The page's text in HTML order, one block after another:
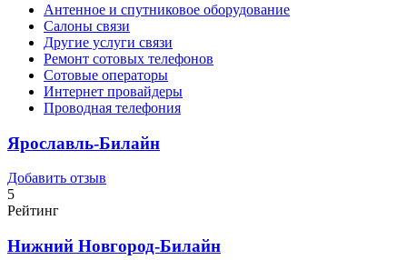
Антенное и спутниковое оборудование
Салоны связи
Другие услуги связи
Ремонт сотовых телефонов
Сотовые операторы
Интернет провайдеры
Проводная телефония
Ярославль-Билайн
Добавить отзыв
5
Рейтинг
Нижний Новгород-Билайн